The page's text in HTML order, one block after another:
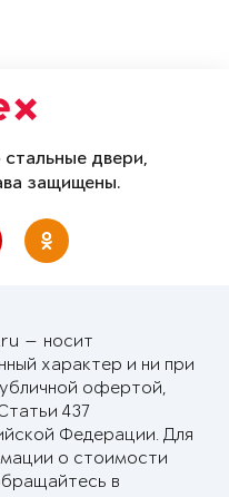
двери,
защищены.
— носит
характер и ни при
офертой,
437
Федерации. Для
о стоимости
в